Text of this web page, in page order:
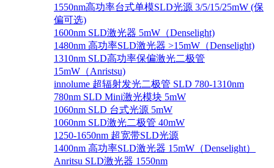
1550nm高功率台式单模SLD光源 3/5/15/25mW (保
偏可选)
1600nm SLD激光器 5mW（Denselight)
1480nm 高功率SLD激光器 >15mW（Denselight)
1310nm SLD高功率保偏激光二极管
15mW（Anristsu)
innolume 超辐射发光二极管 SLD 780-1310nm
780nm SLD Mini激光模块 5mW
1060nm SLD 台式光源 5mW
1060nm SLD激光二极管 40mW
1250-1650nm 超宽带SLD光源
1400nm 高功率SLD激光器 15mW（Denselight）
Anritsu SLD激光器 1550nm